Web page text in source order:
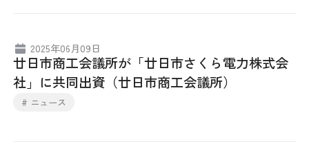
所信
2025年06月09日
廿日市商工会議所が「廿日市さくら電力株式会
社」に共同出資（廿日市商工会議所）
# ニュース